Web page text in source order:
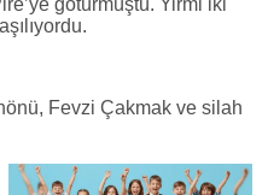
Fevzi Çakmak ve silah